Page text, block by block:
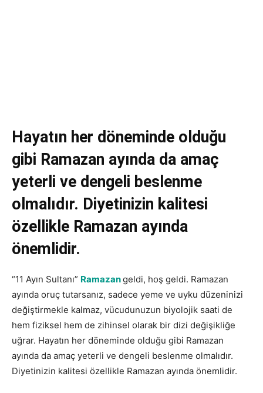
Hayatın her döneminde olduğu
gibi Ramazan ayında da amaç
yeterli ve dengeli beslenme
olmalıdır. Diyetinizin kalitesi
özellikle Ramazan ayında
önemlidir.
“11 Ayın Sultanı” Ramazangeldi, hoş geldi. Ramazan
ayında oruç tutarsanız, sadece yeme ve uyku düzeninizi
değiştirmekle kalmaz, vücudunuzun biyolojik saati de
hem fiziksel hem de zihinsel olarak bir dizi değişikliğe
uğrar. Hayatın her döneminde olduğu gibi Ramazan
ayında da amaç yeterli ve dengeli beslenme olmalıdır.
Diyetinizin kalitesi özellikle Ramazan ayında önemlidir.